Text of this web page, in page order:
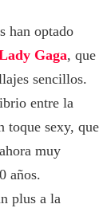
han optado
Gaga, que
sencillos.
entre la
toque sexy, que
muy
años.
plus a la